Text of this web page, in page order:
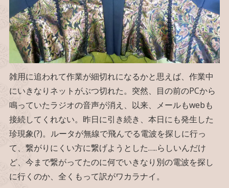
雑用に追われて作業が細切れになるかと思えば、作業中
にいきなりネットがぶつ切れた。突然、目の前のPCから
鳴っていたラジオの音声が消え、以来、メールもwebも
接続してくれない。昨日に引き続き、本日にも発生した
珍現象(?)。ルータが無線で飛んでる電波を探しに行っ
て、繋がりにくい方に繋げようとした…..らしいんだけ
ど、今まで繋がってたのに何でいきなり別の電波を探し
に行くのか、全くもって訳がワカラナイ。